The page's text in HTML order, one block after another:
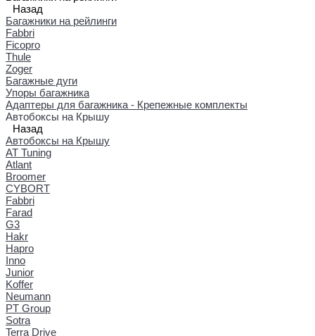
Назад
Багажники на рейлинги
Fabbri
Ficopro
Thule
Zoger
Багажные дуги
Упоры багажника
Адаптеры для багажника - Крепежные комплекты
Автобоксы на Крышу
Назад
Автобоксы на Крышу
AT Tuning
Atlant
Broomer
CYBORT
Fabbri
Farad
G3
Hakr
Hapro
Inno
Junior
Koffer
Neumann
PT Group
Sotra
Terra Drive